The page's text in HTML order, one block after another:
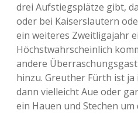
drei Aufstiegsplätze gibt,
oder bei Kaiserslautern
ein weiteres Zweitligajahr
Höchstwahrscheinlich
andere
hinzu. Greuther Fürth ist ja
dann vielleicht Aue oder
ein Hauen und Stechen um